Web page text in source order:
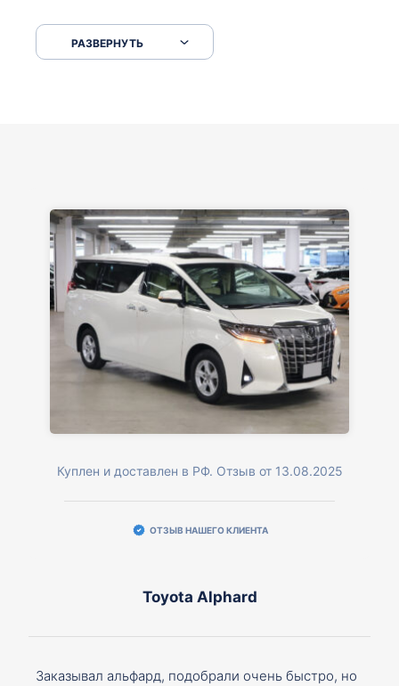
серпантинах по пути следования.
РАЗВЕРНУТЬ
Куплен и доставлен в РФ. Отзыв от 13.08.2025
ОТЗЫВ НАШЕГО КЛИЕНТА
Toyota Alphard
Заказывал альфард, подобрали очень быстро, но